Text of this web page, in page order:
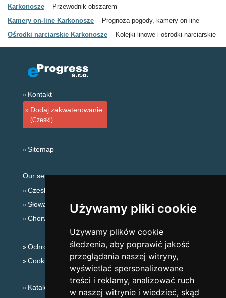
Używamy pliki cookie
Używamy plików cookie
śledzenia, aby poprawić jakość
przeglądania naszej witryny,
wyświetlać spersonalizowane
treści i reklamy, analizować ruch
w naszej witrynie i wiedzieć, skąd
Karkonosze
Przewodnik obszarem
Kamery on-line Karkonosze
Prognoza pogody, kamery on-line
Ośrodki narciarskie Karkonosze
Kolejki linowe i ośrodki narciarskie
Kontakt
Dodaj zakwaterowanie
(Czeski)
Sitemap
Our servers:
Czeskie Góry
Słowackie góry
Chorwacja
Ochrona prywatności
Cookies
Katalog zakwaterowania